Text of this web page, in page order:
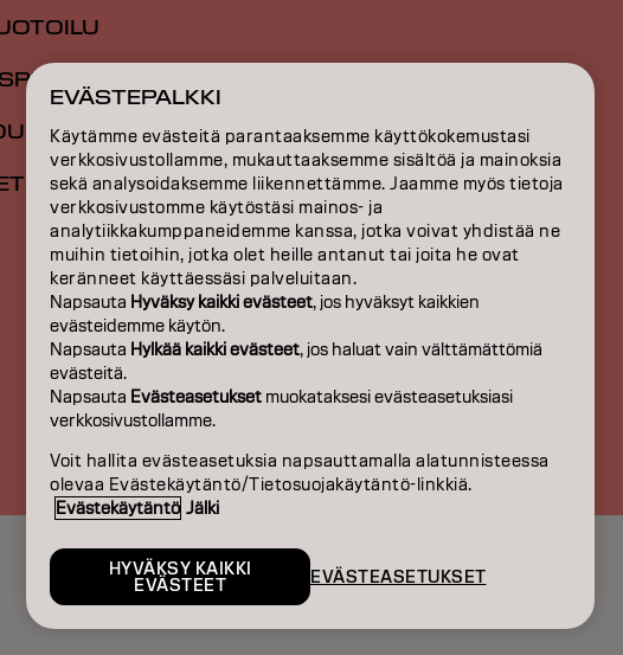
MEISTÄ
EVÄSTEPALKKI
Käytämme evästeitä parantaaksemme käyttökokemustasi
verkkosivustollamme, mukauttaaksemme sisältöä ja mainoksia
sekä analysoidaksemme liikennettämme. Jaamme myös tietoja
verkkosivustomme käytöstäsi mainos- ja
analytiikkakumppaneidemme kanssa, jotka voivat yhdistää ne
muihin tietoihin, jotka olet heille antanut tai joita he ovat
keränneet käyttäessäsi palveluitaan.
Napsauta Hyväksy kaikki evästeet, jos hyväksyt kaikkien
evästeidemme käytön.
Napsauta Hylkää kaikki evästeet, jos haluat vain välttämättömiä
evästeitä.
Napsauta Evästeasetukset muokataksesi evästeasetuksiasi
verkkosivustollamme.
Voit hallita evästeasetuksia napsauttamalla alatunnisteessa
olevaa Evästekäytäntö/Tietosuojakäytäntö-linkkiä.
Evästekäytäntö Jälki
EVÄSTEASETUKSET
HYVÄKSY KAIKKI
EVÄSTEET